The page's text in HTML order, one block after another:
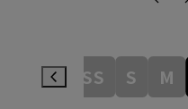
3S SS S M